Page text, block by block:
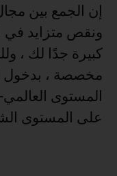
إن الجمع بين
ونقص متزايد في
كبيرة جدًا لك ،
مخصصة ، بدخول
المستوى
على المستوى